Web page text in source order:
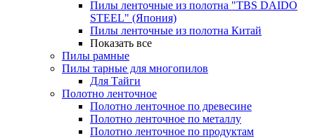
Пилы ленточные из полотна "TBS DAIDO
STEEL" (Япония)
Пилы ленточные из полотна Китай
Показать все
Пилы рамные
Пилы тарные для многопилов
Для Тайги
Полотно ленточное
Полотно ленточное по древесине
Полотно ленточное по металлу
Полотно ленточное по продуктам